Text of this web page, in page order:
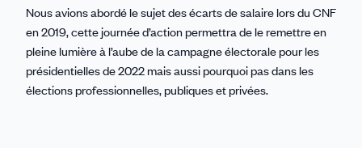
Nous avions abordé le sujet des écarts de salaire lors du CNF
en 2019, cette journée d’action permettra de le remettre en
pleine lumière à l’aube de la campagne électorale pour les
présidentielles de 2022 mais aussi pourquoi pas dans les
élections professionnelles, publiques et privées.